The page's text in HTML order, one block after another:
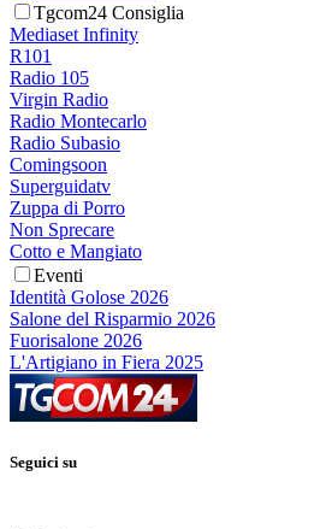
Tgcom24 Consiglia
Mediaset Infinity
R101
Radio 105
Virgin Radio
Radio Montecarlo
Radio Subasio
Comingsoon
Superguidatv
Zuppa di Porro
Non Sprecare
Cotto e Mangiato
Eventi
Identità Golose 2026
Salone del Risparmio 2026
Fuorisalone 2026
L'Artigiano in Fiera 2025
Seguici su